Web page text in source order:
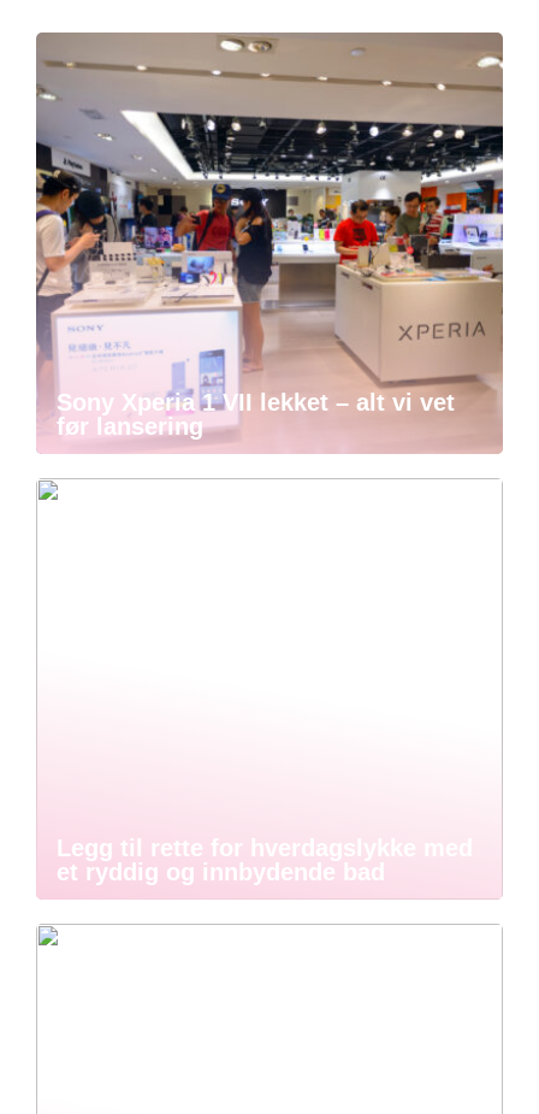
Sony Xperia 1 VII lekket – alt vi vet
før lansering
Legg til rette for hverdagslykke med
et ryddig og innbydende bad